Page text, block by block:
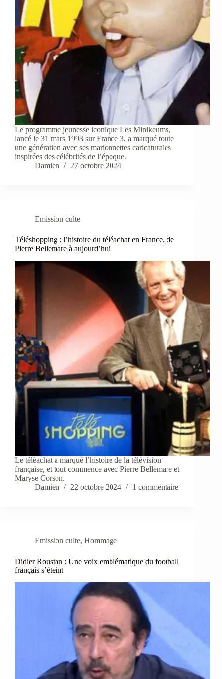
Le programme jeunesse iconique Les Minikeums,
lancé le 31 mars 1993 sur France 3, a marqué toute
une génération avec ses marionnettes caricaturales
inspirées des célébrités de l’époque.
Damien
27 octobre 2024
Emission culte
Téléshopping : l’histoire du téléachat en France, de
Pierre Bellemare à aujourd’hui
Le téléachat a marqué l’histoire de la télévision
française, et tout commence avec Pierre Bellemare et
Maryse Corson.
Damien
22 octobre 2024 1 commentaire
Emission culte, Hommage
Didier Roustan : Une voix emblématique du football
français s’éteint